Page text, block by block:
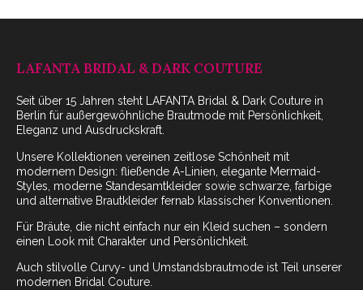
LAFANTA BRIDAL & DARK COUTURE
Seit über 15 Jahren steht LAFANTA Bridal & Dark Couture in
Berlin für außergewöhnliche Brautmode mit Persönlichkeit,
Eleganz und Ausdruckskraft.
Unsere Kollektionen vereinen zeitlose Schönheit mit
modernem Design: fließende A-Linien, elegante Mermaid-
Styles, moderne Standesamtkleider sowie schwarze, farbige
und alternative Brautkleider fernab klassischer Konventionen.
Für Bräute, die nicht einfach nur ein Kleid suchen – sondern
einen Look mit Charakter und Persönlichkeit.
Auch stilvolle Curvy- und Umstandsbrautmode ist Teil unserer
modernen Bridal Couture.